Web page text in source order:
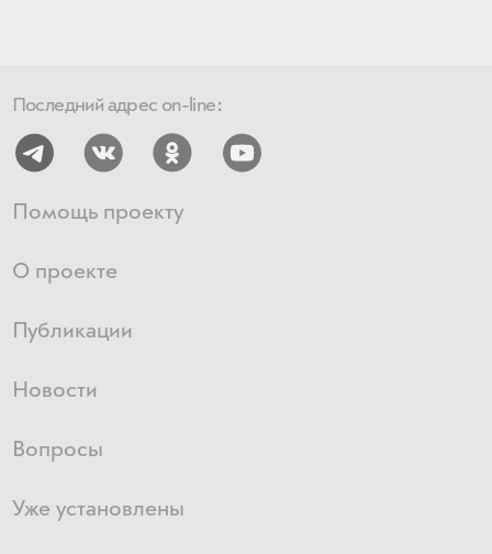
Последний адрес on-line:
Помощь проекту
О проекте
Публикации
Новости
Вопросы
Уже установлены